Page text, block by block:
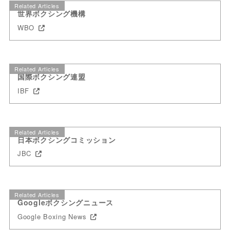
Related Articles
世界ボクシング機構
WBO
Related Articles
国際ボクシング連盟
IBF
Related Articles
日本ボクシングコミッション
JBC
Related Articles
Googleボクシングニュース
Google Boxing News